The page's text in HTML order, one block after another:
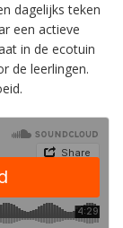
dagelijks teken
een actieve
in de ecotuin
de leerlingen.